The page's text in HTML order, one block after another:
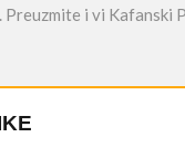
. Preuzmite i vi Kafanski